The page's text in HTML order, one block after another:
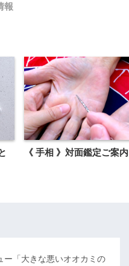
報
《 手相 》対面鑑定ご案内
ー「大きな悪いオオカミの